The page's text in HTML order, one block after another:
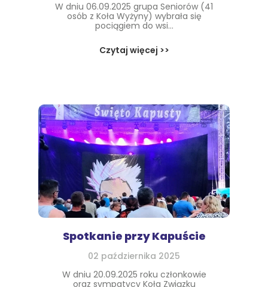
W dniu 06.09.2025 grupa Seniorów (41
osób z Koła Wyżyny) wybrała się
pociągiem do wsi...
Czytaj więcej >>
Spotkanie przy Kapuście
02 października 2025
W dniu 20.09.2025 roku członkowie
oraz sympatycy Koła Związku